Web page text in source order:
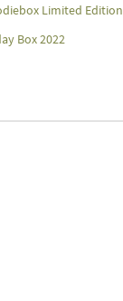
Limited Edition
Box 2022